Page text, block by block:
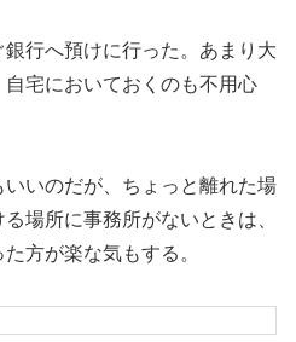
行へ預けに行った。あまり大
宅においておくのも不用心
いのだが、ちょっと離れた場
場所に事務所がないときは、
方が楽な気もする。